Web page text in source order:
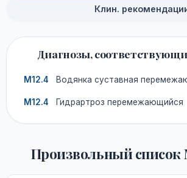
Клин.
Диагнозы,
M12.4 Водянка суставная
M12.4 Гидрартроз перемежающийся
Произвольный список